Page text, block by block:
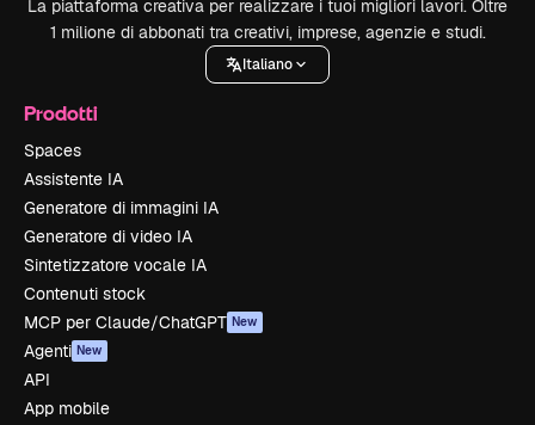
La piattaforma creativa per realizzare i tuoi migliori lavori. Oltre
1 milione di abbonati tra creativi, imprese, agenzie e studi.
Italiano
Prodotti
Spaces
Assistente IA
Generatore di immagini IA
Generatore di video IA
Sintetizzatore vocale IA
Contenuti stock
MCP per Claude/ChatGPT New
Agenti New
API
App mobile